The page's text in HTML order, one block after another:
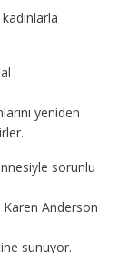
yeniden
sorunlu
Anderson
sunuyor.